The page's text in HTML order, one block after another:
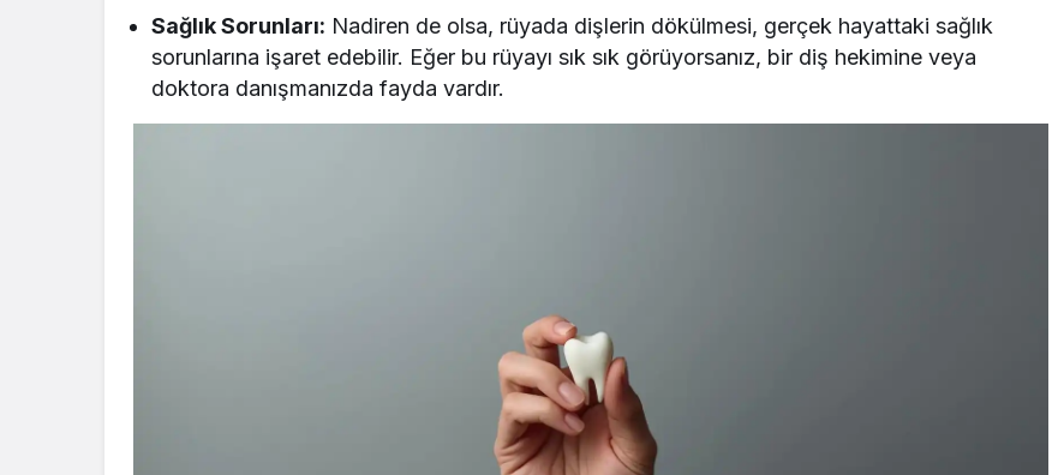
Sağlık Sorunları: Nadiren de olsa, rüyada dişlerin dökülmesi, gerçek hayattaki sağlık
sorunlarına işaret edebilir. Eğer bu rüyayı sık sık görüyorsanız, bir diş hekimine veya
doktora danışmanızda fayda vardır.